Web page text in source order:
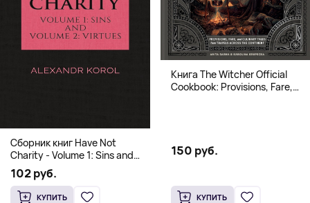
Сборник книг Have Not
Charity - Volume 1: Sins and
Volume 2: Virtues
102 руб.
КУПИТЬ
Книга The Witcher Official
Cookbook: Provisions, Fare,
150 руб.
КУПИТЬ